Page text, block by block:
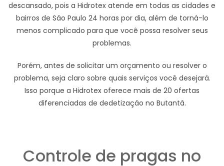
descansado, pois a Hidrotex atende em todas as cidades e
bairros de São Paulo 24 horas por dia, além de torná-lo
menos complicado para que você possa resolver seus
problemas.
Porém, antes de solicitar um orçamento ou resolver o
problema, seja claro sobre quais serviços você desejará.
Isso porque a Hidrotex oferece mais de 20 ofertas
diferenciadas de dedetização no Butantã.
Controle de pragas no